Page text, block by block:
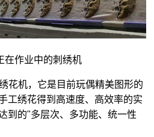
在作业中的刺绣机
花机，它是目前玩偶精美图形的
工绣花得到高速度、高效率的实
到的"多层次、多功能、统一性